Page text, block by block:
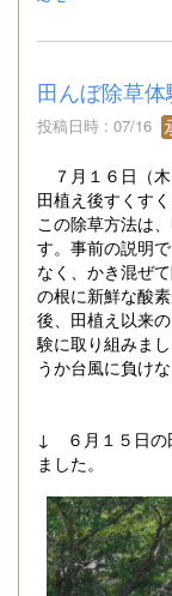
田んぼ除草体
投稿日時 : 07/16
７月１６日（
田植え後すくす
この除草方法は
す。事前の説明
なく、かき混ぜ
の根に新鮮な酸
後、田植え以来
験に取り組みま
うか台風に負け
↓ ６月１５日の
ました。